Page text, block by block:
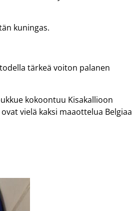
kuningas.
tärkeä voiton palanen
kokoontuu Kisakallioon
vielä kaksi maaottelua Belgiaa